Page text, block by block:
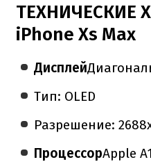
ТЕХНИЧЕСКИЕ
iPhone Xs Max
Дисплей
Тип: OLED
Разрешение:
ПроцессорApple